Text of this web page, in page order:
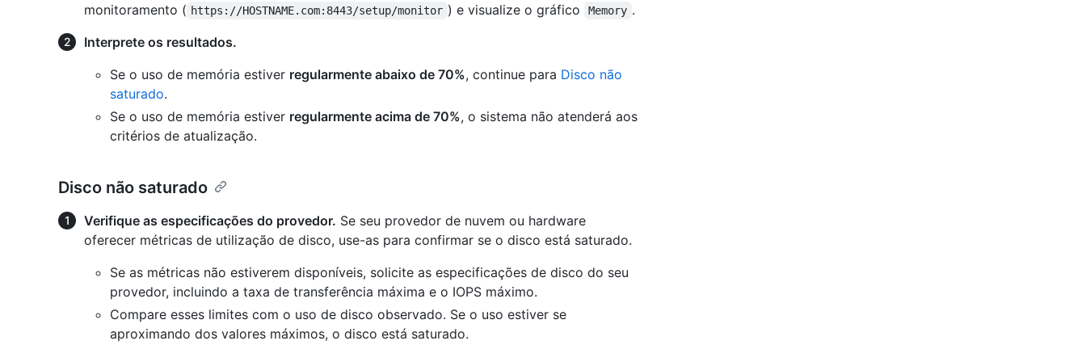
monitoramento ( https://HOSTNAME.com:8443/setup/monitor ) e visualize o gráfico Memory .
Interprete os resultados.
Se o uso de memória estiver regularmente abaixo de 70%, continue para Disco não
saturado.
Se o uso de memória estiver regularmente acima de 70%, o sistema não atenderá aos
critérios de atualização.
Disco não saturado
Verifique as especificações do provedor. Se seu provedor de nuvem ou hardware
oferecer métricas de utilização de disco, use-as para confirmar se o disco está saturado.
Se as métricas não estiverem disponíveis, solicite as especificações de disco do seu
provedor, incluindo a taxa de transferência máxima e o IOPS máximo.
Compare esses limites com o uso de disco observado. Se o uso estiver se
aproximando dos valores máximos, o disco está saturado.